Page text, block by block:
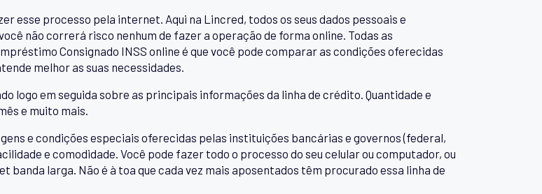
esse processo pela internet. Aqui na Lincred, todos os seus dados pessoais e
não correrá risco nenhum de fazer a operação de forma online. Todas as
Consignado INSS online é que você pode comparar as condições oferecidas
melhor as suas necessidades.
logo em seguida sobre as principais informações da linha de crédito. Quantidade e
e muito mais.
e condições especiais oferecidas pelas instituições bancárias e governos (federal,
e comodidade. Você pode fazer todo o processo do seu celular ou computador, ou
larga. Não é à toa que cada vez mais aposentados têm procurado essa linha de